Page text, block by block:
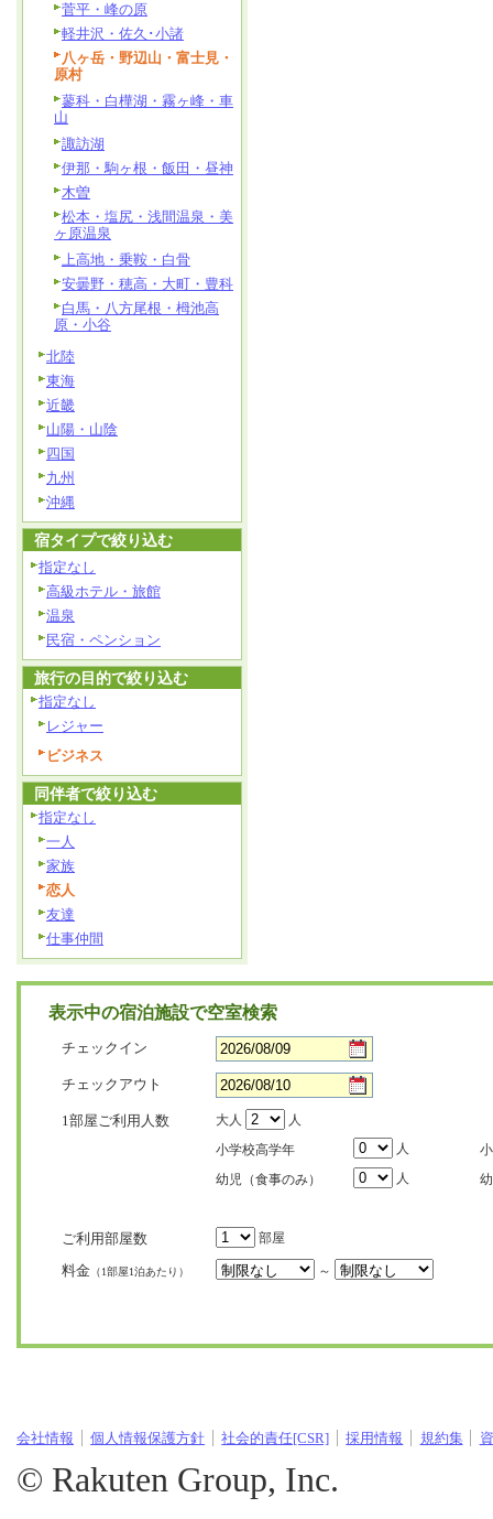
菅平・峰の原
軽井沢・佐久･小諸
八ヶ岳・野辺山・富士見・
原村
蓼科・白樺湖・霧ヶ峰・車
山
諏訪湖
伊那・駒ヶ根・飯田・昼神
木曽
松本・塩尻・浅間温泉・美
ヶ原温泉
上高地・乗鞍・白骨
安曇野・穂高・大町・豊科
白馬・八方尾根・栂池高
原・小谷
北陸
東海
近畿
山陽・山陰
四国
九州
沖縄
宿タイプで絞り込む
指定なし
高級ホテル・旅館
温泉
民宿・ペンション
旅行の目的で絞り込む
指定なし
レジャー
ビジネス
同伴者で絞り込む
指定なし
一人
家族
恋人
友達
仕事仲間
表示中の宿泊施設で空室検索
チェックイン
チェックアウト
1部屋ご利用人数 大人
人
小学校高学年
人
幼児（食事のみ）
人
ご利用部屋数 部屋
料金 （1部屋1泊あたり） ～
会社情報 個人情報保護方針 社会的責任[CSR] 採用情報 規約集
© Rakuten Group, Inc.